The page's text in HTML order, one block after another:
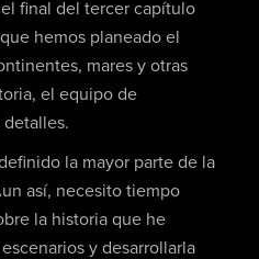
final del tercer capítulo
hemos planeado el
mares y otras
el equipo de
detalles.
la mayor parte de la
así, necesito tiempo
la historia que he
y desarrollarla